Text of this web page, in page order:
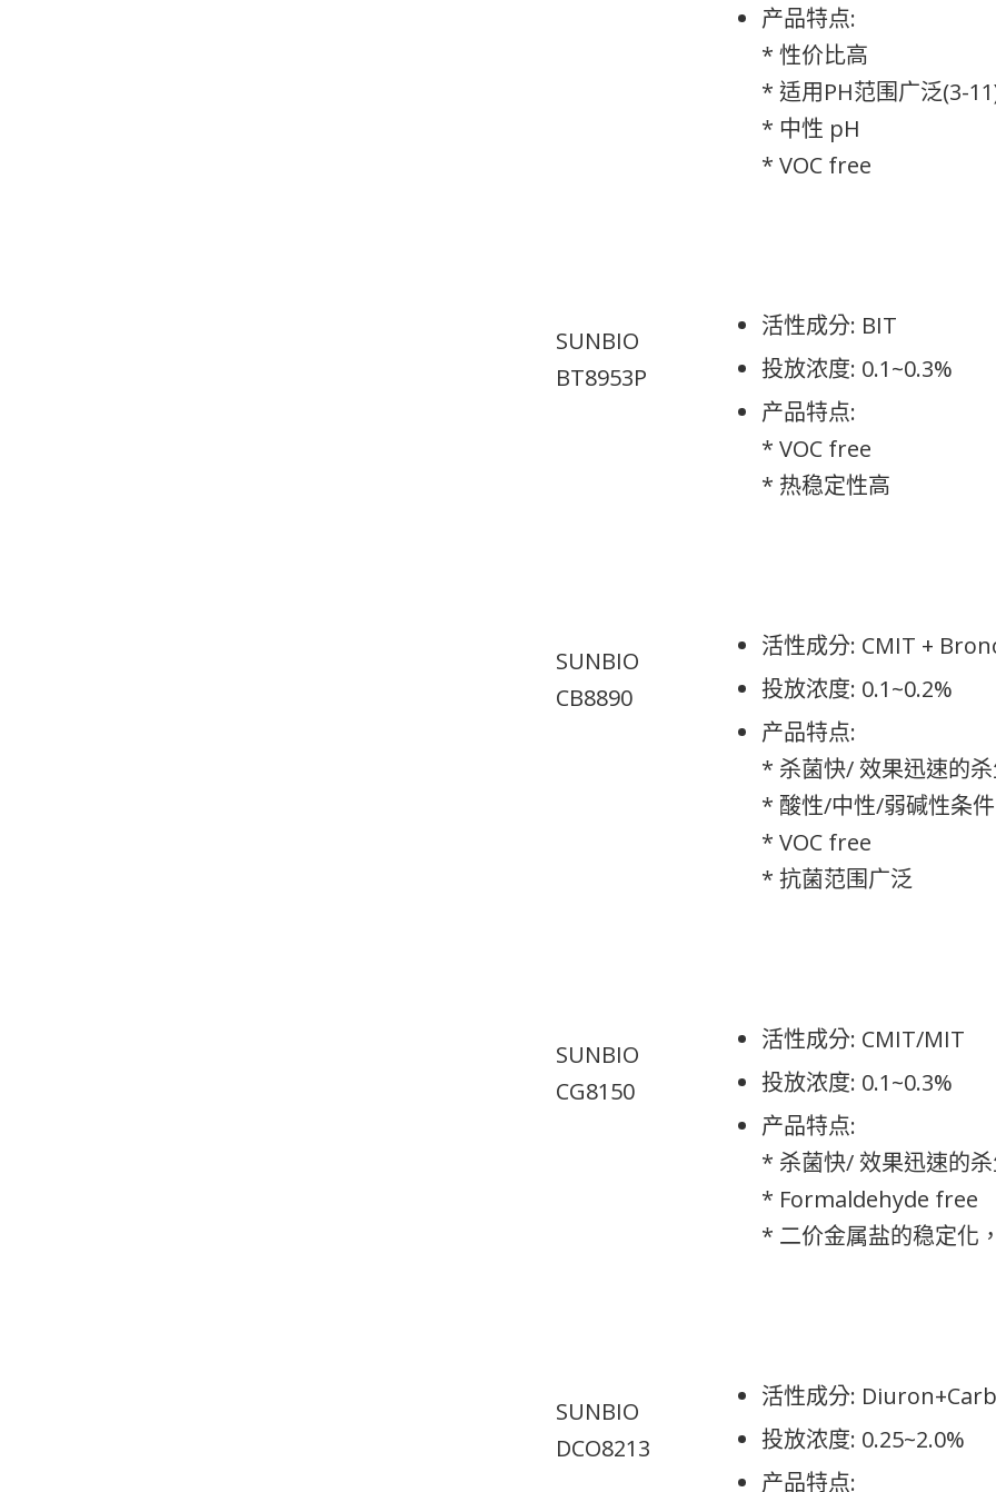
产品特点:
* 性价比高
* 适用PH范围广泛(3-
* 中性 pH
* VOC free
SUNBIO
BT8953P
活性成分: BIT
投放浓度: 0.1~0.3%
产品特点:
* VOC free
* 热稳定性高
SUNBIO
CB8890
活性成分: CMIT +
投放浓度: 0.1~0.2%
产品特点:
* 杀菌快/ 效果迅速的
* 酸性/中性/弱碱性条
* VOC free
* 抗菌范围广泛
SUNBIO
CG8150
活性成分: CMIT/MIT
投放浓度: 0.1~0.3%
产品特点:
* 杀菌快/ 效果迅速的
* Formaldehyde free
* 二价金属盐的稳定化
SUNBIO
DCO8213
活性成分:
投放浓度: 0.25~2.0%
产品特点: